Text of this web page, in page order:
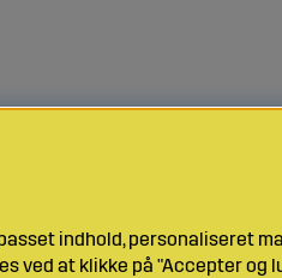
indhold, personaliseret
at klikke på "Accepter og